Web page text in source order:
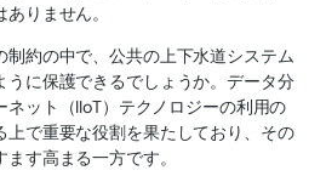
りません。
制約の中で、公共の上下水道システム
うに保護できるでしょうか。データ分
ット（IIoT）テクノロジーの利用の
上で重要な役割を果たしており、その
す高まる一方です。